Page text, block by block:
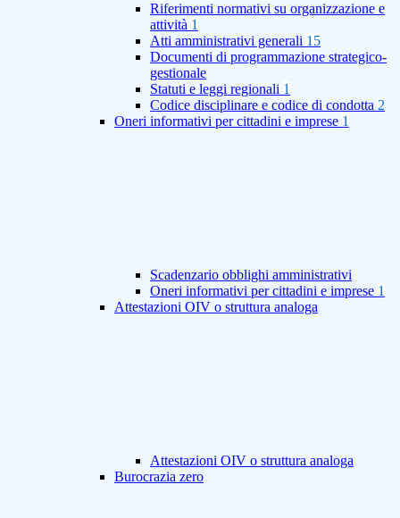
Riferimenti normativi su organizzazione e
attività 1
Atti amministrativi generali 15
Documenti di programmazione strategico-
gestionale
Statuti e leggi regionali 1
Codice disciplinare e codice di condotta 2
Oneri informativi per cittadini e imprese 1
Scadenzario obblighi amministrativi
Oneri informativi per cittadini e imprese 1
Attestazioni OIV o struttura analoga
Attestazioni OIV o struttura analoga
Burocrazia zero